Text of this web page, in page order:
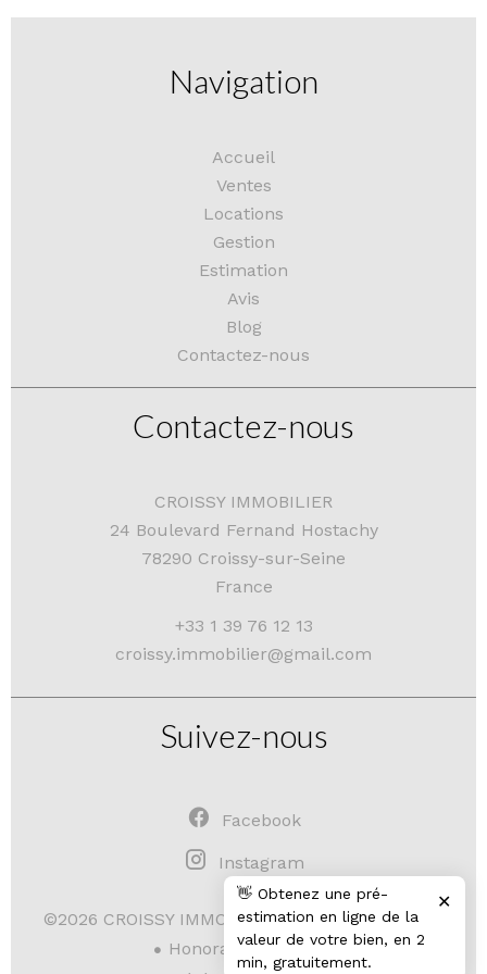
Navigation
Accueil
Ventes
Locations
Gestion
Estimation
Avis
Blog
Contactez-nous
Contactez-nous
CROISSY IMMOBILIER
24 Boulevard Fernand Hostachy
78290 Croissy-sur-Seine
France
+33 1 39 76 12 13
croissy.immobilier@gmail.com
Suivez-nous
Facebook
Instagram
©2026 CROISSY IMMOBILIER
Mentions légales
Honoraires d'agence
👋 Obtenez une pré-
estimation en ligne de la
valeur de votre bien, en 2
min, gratuitement.
✕